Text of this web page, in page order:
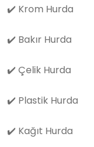
✔️ Krom Hurda
✔️ Bakır Hurda
✔️ Çelik Hurda
✔️ Plastik Hurda
✔️ Kağıt Hurda